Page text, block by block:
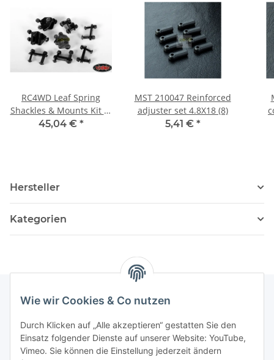
Wie wir Cookies & Co nutzen
Durch Klicken auf „Alle akzeptieren“ gestatten Sie den
Einsatz folgender Dienste auf unserer Website: YouTube,
Vimeo. Sie können die Einstellung jederzeit ändern
RC4WD Leaf Spring
Shackles & Mounts Kit Z-
S0047
45,04 € *
MST 210047 Reinforced
adjuster set 4.8X18 (8)
5,41 € *
Hersteller
Kategorien
Informationen
036204. 803903